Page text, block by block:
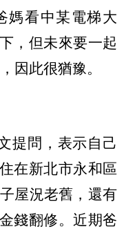
媽看中某電梯大
，但未來要一起
因此很猶豫。
提問，表示自己
在新北市永和區
屋況老舊，還有
錢翻修。近期爸